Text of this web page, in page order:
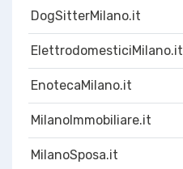
DogSitterMilano.it
ElettrodomesticiMilano.it
EnotecaMilano.it
MilanoImmobiliare.it
MilanoSposa.it